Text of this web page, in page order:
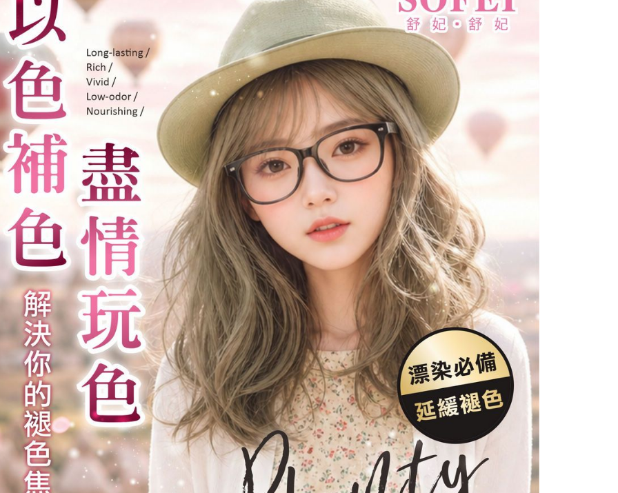
２．關於個人資料處理事宜，請瀏覽以下網址：
https://aftee.tw/terms/#terms3
３．未成年的使用者請事先徵得法定代理人或監護人之同意方可使用
「AFTEE先享後付」，若未經同意申辦者引起之損失，本公司不負相關責
任。
４．使用「AFTEE先享後付」時，將依據個別帳號之用戶狀況，依本公司
即時審查核予不同之上限額度；若仍有額度不足之情形，本公司將視審查
結果請求用戶進行身份認證。
５．嚴禁一人註冊多個帳號或使用他人資訊註冊。若發現惡意使用之情
形，恩沛科技股份有限公司將有權停止該用戶之使用額度並採取法律行
動。
付款後7-11取貨
每筆NT$80，滿NT$699(含以上)免運費
宅配
每筆NT$80，滿NT$699(含以上)免運費
免運
每筆NT$80，滿NT$699(含以上)免運費
EMS海外配送